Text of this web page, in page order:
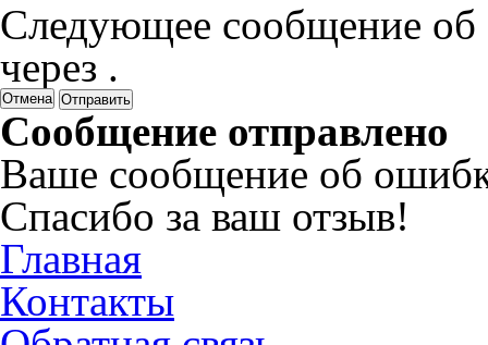
Следующее сообщение об
через .
Отмена
Сообщение отправлено
Ваше сообщение об
Спасибо за ваш отзыв!
Главная
Контакты